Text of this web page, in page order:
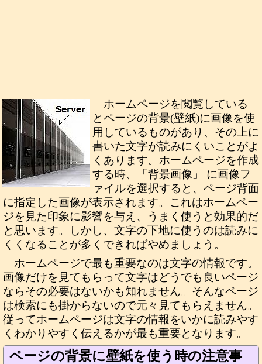
ホームページを閲覧している
とページの背景(壁紙)に画像を使
用しているものがあり、その上に
書いた文字が読みにくいことがよ
くあります。ホームページを作成
する時、「背景画像」 に画像フ
ァイルを選択すると、ページ背面
に指定した画像が表示されます。これはホームペー
ジを見た印象に影響を与え、うまく使うと効果的だ
と思います。しかし、文字の下地に使うのは読みに
くくなることが多くできればやめましょう。
ホームページで最も重要なのは文字の情報です。
画像だけを見てもらって文字はどうでも良いページ
ならその必要はないかも知れません。そんなページ
は検索にも掛からないので元々見てもらえません。
従ってホームページは文字の情報をいかに読みやす
くわかりやすく伝えるかが最も重要となります。
ページの背景に壁紙を使う時の注意事